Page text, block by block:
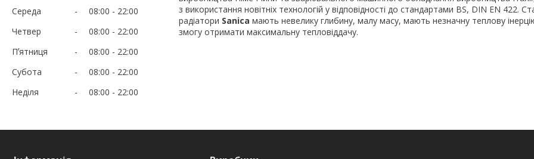
Середа
08:00
22:00
Четвер
08:00
22:00
Пʼятниця
08:00
22:00
Субота
08:00
22:00
Неділя
08:00 22:00
з використання новітніх технологій у відповідності до стандартами BS, DIN EN 422.
радіатори Sanica мають невелику глибину, малу масу, мають незначну теплову
змогу отримати максимальну тепловіддачу.